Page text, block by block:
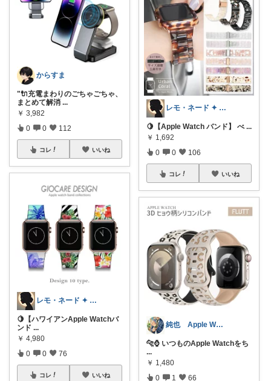
からすま
"🔌充電まわりのごちゃごちゃ、
まとめて解消 ...
￥ 3,982
0 0 112
コレ いいね
レモ・ネード ✦ セレクト 🍋
🍋【ハワイアンApple Watchバ
ンド ...
￥ 4,980
0 0 76
コレ いいね
レモ・ネード ✦ セレクト 🍋
🍋【Apple Watch バンド】 べ ...
￥ 1,692
0 0 106
コレ いいね
純也 Apple Watch関連紹介
🐆⌚️ いつものApple Watchをち
...
￥ 1,480
0 1 66